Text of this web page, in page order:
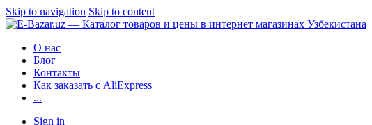
Skip to navigation Skip to content
О нас
Блог
Контакты
Как заказать с AliExpress
...
Sign in